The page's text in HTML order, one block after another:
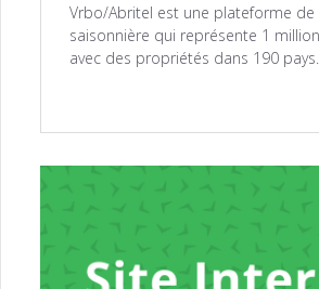
Vrbo/Abritel est une plateforme de
saisonnière qui représente 1
avec des propriétés dans 190 pays.